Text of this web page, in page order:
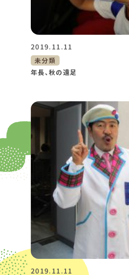
2019.11.11
未分類
年長、秋の遠足
2019.11.11